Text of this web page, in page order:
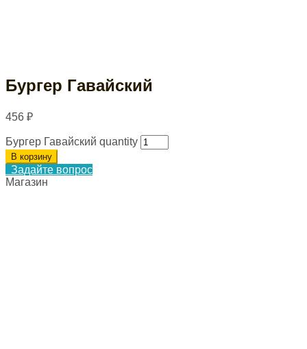
Бургер Гавайский
456 ₽
Бургер Гавайский quantity
В корзину
Задайте вопрос
Магазин